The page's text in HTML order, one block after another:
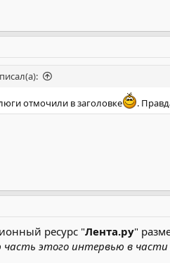
отмочили в заголовке .
ресурс "Лента.ру"
часть этого интервью в